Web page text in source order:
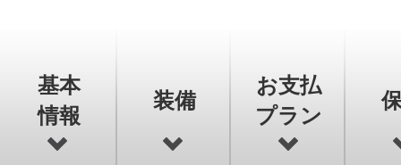
基本
情報
装備
お支払
プラン